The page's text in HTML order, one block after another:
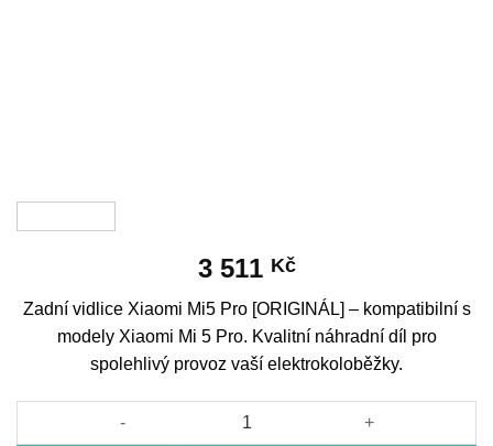
3 511 Kč
Zadní vidlice Xiaomi Mi5 Pro [ORIGINÁL] – kompatibilní s
modely Xiaomi Mi 5 Pro. Kvalitní náhradní díl pro
spolehlivý provoz vaší elektrokoloběžky.
Rear fork Xiaomi Mi5 Pro [ORIGINAL] množství